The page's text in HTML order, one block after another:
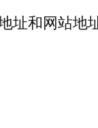
和网站地